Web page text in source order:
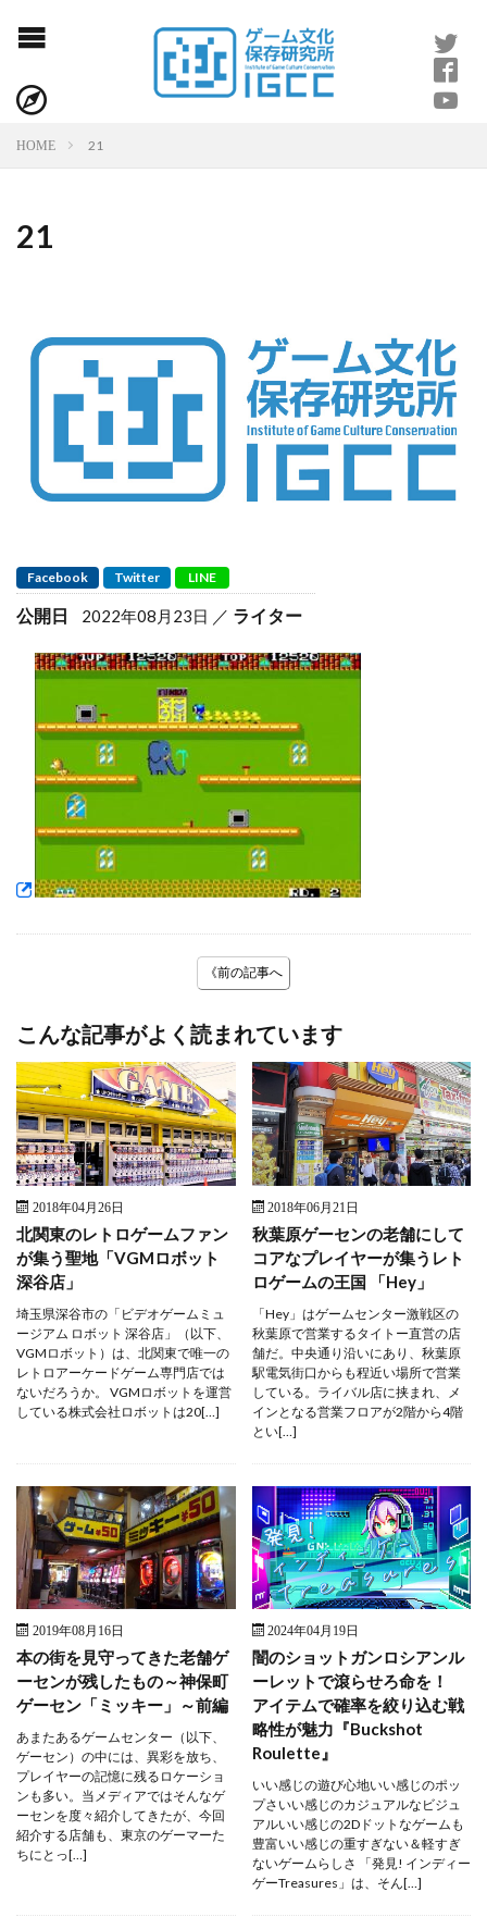
HOME 21
21
Facebook Twitter LINE
公開日 2022年08月23日 ライター
《前の記事へ
こんな記事がよく読まれています
2018年04月26日
北関東のレトロゲームファン
が集う聖地「VGMロボット
深谷店」
埼玉県深谷市の「ビデオゲームミュ
ージアム ロボット 深谷店」（以下、
VGMロボット）は、北関東で唯一の
レトロアーケードゲーム専門店では
ないだろうか。 VGMロボットを運営
している株式会社ロボットは20[…]
2018年06月21日
秋葉原ゲーセンの老舗にして
コアなプレイヤーが集うレト
ロゲームの王国 「Hey」
「Hey」はゲームセンター激戦区の
秋葉原で営業するタイトー直営の店
舗だ。中央通り沿いにあり、秋葉原
駅電気街口からも程近い場所で営業
している。ライバル店に挟まれ、メ
インとなる営業フロアが2階から4階
とい[…]
2019年08月16日
本の街を見守ってきた老舗ゲ
ーセンが残したもの～神保町
ゲーセン「ミッキー」～前編
あまたあるゲームセンター（以下、
ゲーセン）の中には、異彩を放ち、
プレイヤーの記憶に残るロケーショ
ンも多い。当メディアではそんなゲ
ーセンを度々紹介してきたが、今回
紹介する店舗も、東京のゲーマーた
ちにとっ[…]
2024年04月19日
闇のショットガンロシアンル
ーレットで滾らせろ命を！
アイテムで確率を絞り込む戦
略性が魅力『Buckshot
Roulette』
いい感じの遊び心地いい感じのポッ
プさいい感じのカジュアルなビジュ
アルいい感じの2Dドットなゲームも
豊富いい感じの重すぎない＆軽すぎ
ないゲームらしさ 「発見! インディー
ゲーTreasures」は、そん[…]